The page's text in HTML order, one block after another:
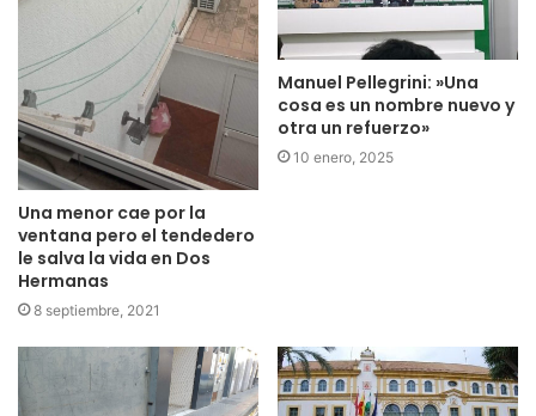
Una menor cae por la
ventana pero el tendedero
le salva la vida en Dos
Hermanas
8 septiembre, 2021
Manuel Pellegrini: »Una
cosa es un nombre nuevo y
otra un refuerzo»
10 enero, 2025